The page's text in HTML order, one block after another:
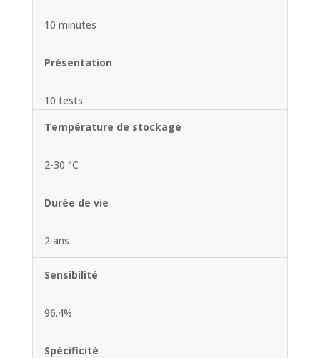
10 minutes
Présentation
10 tests
Température de stockage
2-30 °C
Durée de vie
2 ans
Sensibilité
96.4%
Spécificité